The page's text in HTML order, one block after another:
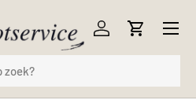
Inloggen
Menu